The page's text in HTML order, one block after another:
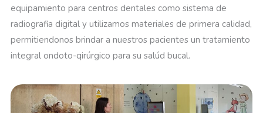
equipamiento para centros dentales como sistema de
radiografia digital y utilizamos materiales de primera calidad,
permitiendonos brindar a nuestros pacientes un tratamiento
integral ondoto-qirúrgico para su salúd bucal.